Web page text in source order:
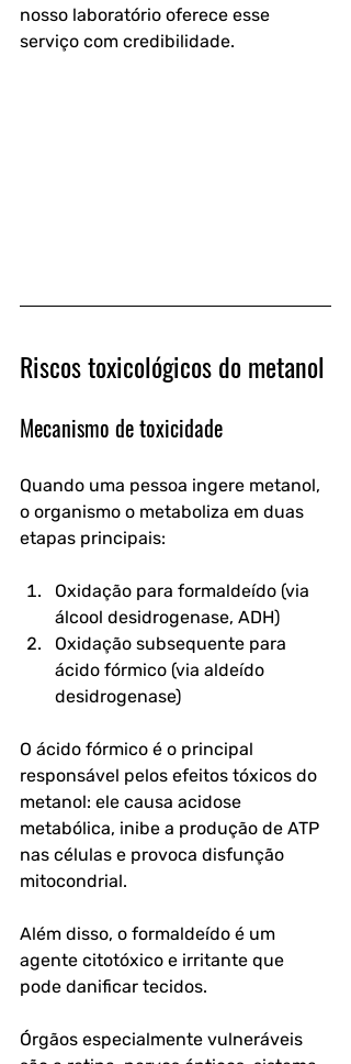
nosso laboratório oferece esse
serviço com credibilidade.
Riscos toxicológicos do metanol
Mecanismo de toxicidade
Quando uma pessoa ingere metanol,
o organismo o metaboliza em duas
etapas principais:
Oxidação para formaldeído (via
álcool desidrogenase, ADH)
Oxidação subsequente para
ácido fórmico (via aldeído
desidrogenase)
O ácido fórmico é o principal
responsável pelos efeitos tóxicos do
metanol: ele causa acidose
metabólica, inibe a produção de ATP
nas células e provoca disfunção
mitocondrial.
Além disso, o formaldeído é um
agente citotóxico e irritante que
pode danificar tecidos.
Órgãos especialmente vulneráveis